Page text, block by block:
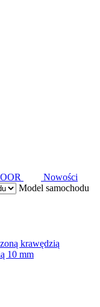
Nowości
Model samochodu
krawędzią
10 mm